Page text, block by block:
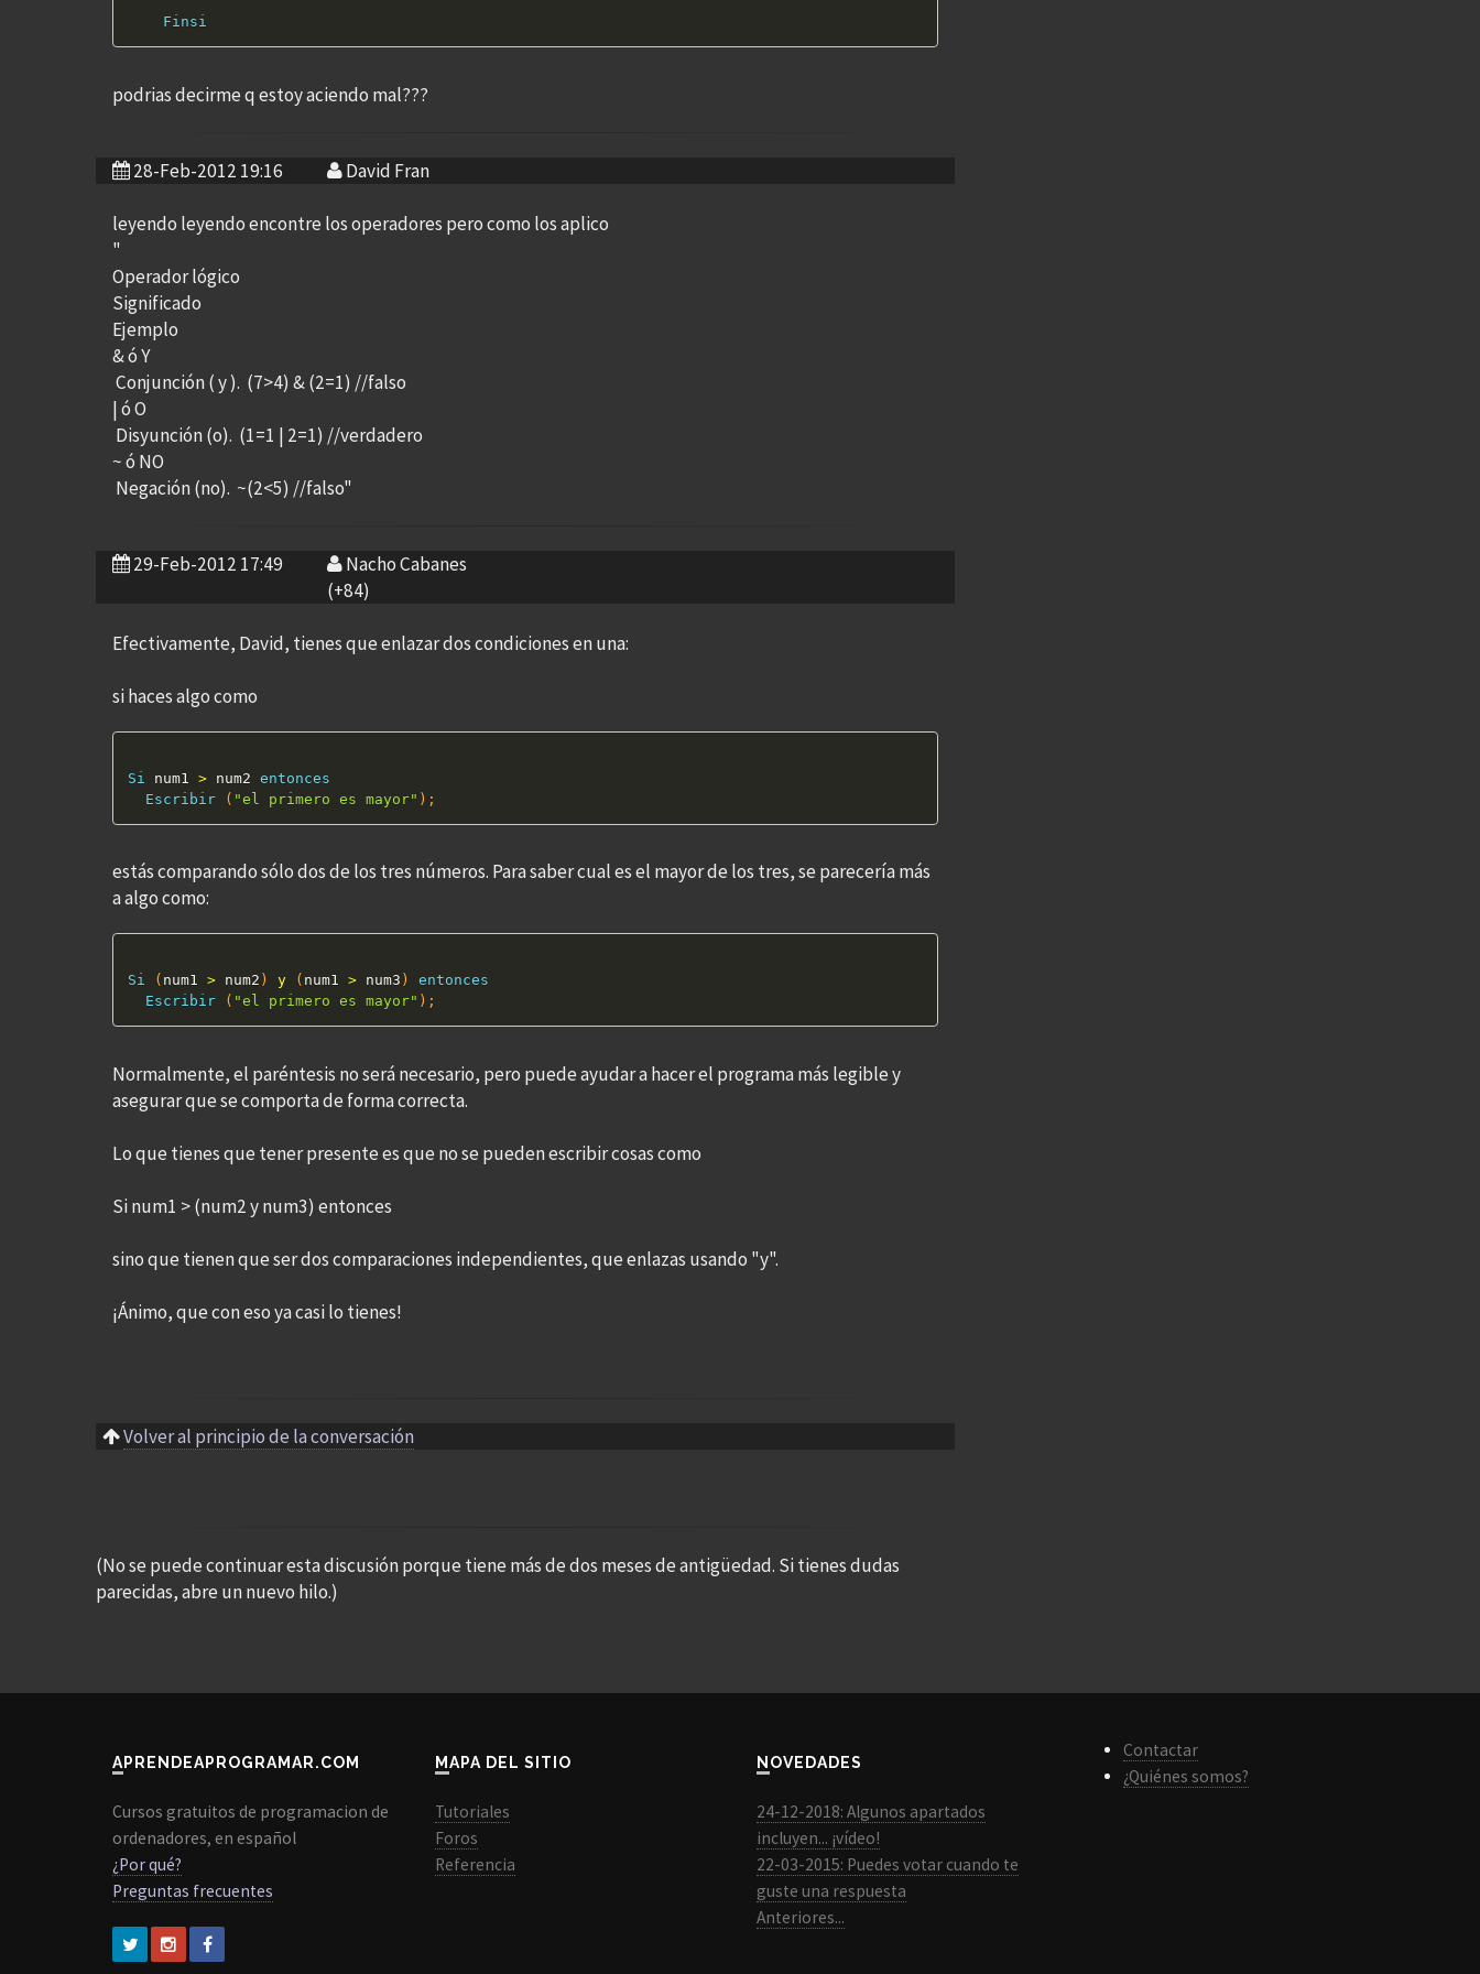
Finsi
podrias decirme q estoy aciendo mal???
28-Feb-2012 19:16 David Fran
leyendo leyendo encontre los operadores pero como los aplico
"
Operador lógico
Significado
Ejemplo
& ó Y
Conjunción ( y ). (7>4) & (2=1) //falso
| ó O
Disyunción (o). (1=1 | 2=1) //verdadero
~ ó NO
Negación (no). ~(2<5) //falso"
29-Feb-2012 17:49
Nacho Cabanes
(+84)
Efectivamente, David, tienes que enlazar dos condiciones en una:
si haces algo como
Si num1 > num2 entonces
Escribir
( "el primero es mayor" ) ;
estás comparando sólo dos de los tres números. Para saber cual es el mayor de los tres, se parecería más
a algo como:
Si ( num1 > num2 ) y ( num1 > num3 )
entonces
Escribir
( "el primero es mayor" ) ;
Normalmente, el paréntesis no será necesario, pero puede ayudar a hacer el programa más legible y
asegurar que se comporta de forma correcta.
Lo que tienes que tener presente es que no se pueden escribir cosas como
Si num1 > (num2 y num3) entonces
sino que tienen que ser dos comparaciones independientes, que enlazas usando "y".
¡Ánimo, que con eso ya casi lo tienes!
Volver al principio de la conversación
(No se puede continuar esta discusión porque tiene más de dos meses de antigüedad. Si tienes dudas
parecidas, abre un nuevo hilo.)
APRENDEAPROGRAMAR.COM
Cursos gratuitos de programacion de
ordenadores, en español
¿Por qué?
Preguntas frecuentes
MAPA DEL SITIO
Tutoriales
Foros
Referencia
NOVEDADES
24-12-2018: Algunos apartados
incluyen... ¡vídeo!
22-03-2015: Puedes votar cuando te
guste una respuesta
Anteriores...
Contactar
¿Quiénes somos?